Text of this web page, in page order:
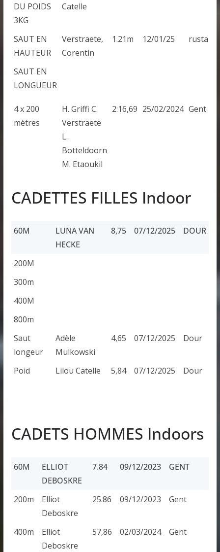
DU POIDS
3KG
Catelle
SAUT EN
HAUTEUR
Verstraete,
Corentin
1.21m 12/01/25 rusta
SAUT EN
LONGUEUR
4 x 200
mètres
H. Griffi C.
Verstraete
L.
Botteldoorn
M. Etaoukil
2:16,69 25/02/2024 Gent
CADETTES FILLES Indoor
60M
LUNA VAN
HECKE
8,75 07/12/2025 DOUR
60M
200M
300m
400M
800m
Saut
longeur
Adèle
Mulkowski
4,65 07/12/2025 Dour
Poid Lilou Catelle 5,84 07/12/2025 Dour
CADETS HOMMES Indoors
60M
ELLIOT
DEBOSKRE
7.84 09/12/2023 GENT
60M
ELLIOT
DEBOSKRE
7.84 09/12/2023 GENT
200m
Elliot
Deboskre
25.86 09/12/2023 Gent
400m
Elliot
Deboskre
57,86 02/03/2024 Gent